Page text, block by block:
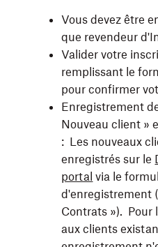
Vous devez être
que revendeur
Valider votre
remplissant le
pour confirmer
Enregistrement
Nouveau client »
: Les nouveaux
enregistrés sur le
portal via le
d'enregistrement
Contrats »). Pour
aux clients